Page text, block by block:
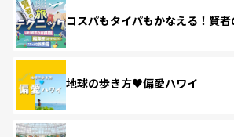
コスパもタイパもかなえる！賢
地球の歩き方♥偏愛ハワイ